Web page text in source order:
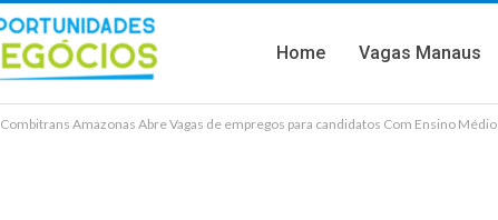
Home Vagas Manaus
Combitrans Amazonas Abre Vagas de empregos para candidatos Com Ensino Médio